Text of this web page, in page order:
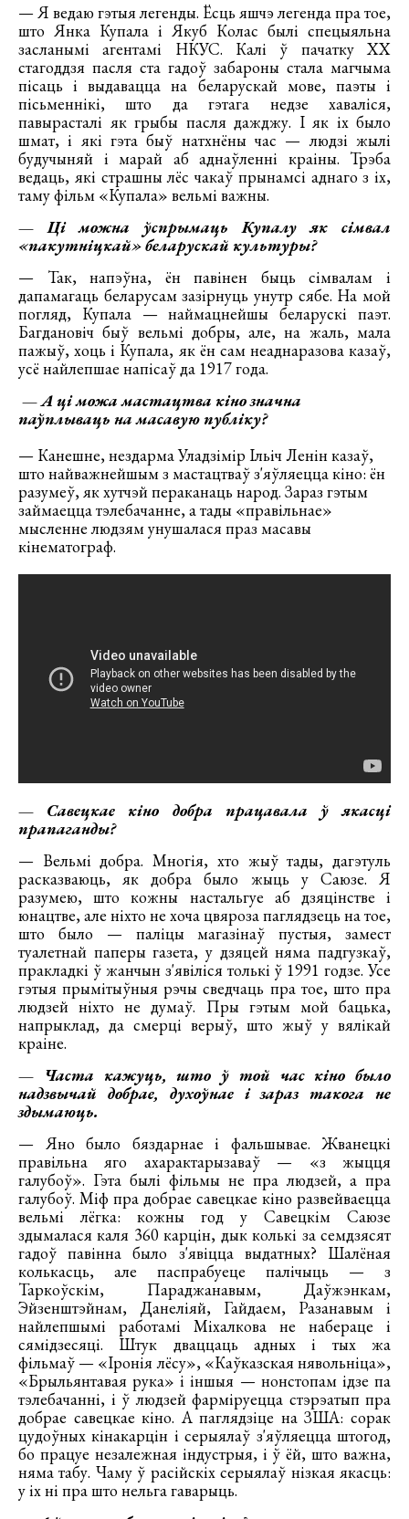
— Я ведаю гэтыя легенды. Ёсць яшчэ легенда пра тое,
што Янка Купала і Якуб Колас былі спецыяльна
засланымі агентамі НКУС. Калі ў пачатку ХХ
стагоддзя пасля ста гадоў забароны стала магчыма
пісаць і выдавацца на беларускай мове, паэты і
пісьменнікі, што да гэтага недзе хаваліся,
павырасталі як грыбы пасля дажджу. І як іх было
шмат, і які гэта быў натхнёны час — людзі жылі
будучыняй і марай аб аднаўленні краіны. Трэба
ведаць, які страшны лёс чакаў прынамсі аднаго з іх,
таму фільм «Купала» вельмі важны.
— Ці можна ўспрымаць Купалу як сімвал
«пакутніцкай» беларускай культуры?
— Так, напэўна, ён павінен быць сімвалам і
дапамагаць беларусам зазірнуць унутр сябе. На мой
погляд, Купала — наймацнейшы беларускі паэт.
Багдановіч быў вельмі добры, але, на жаль, мала
пажыў, хоць і Купала, як ён сам неаднаразова казаў,
усё найлепшае напісаў да 1917 года.
— А ці можа мастацтва кіно значна
паўплываць на масавую публіку?
— Канешне, нездарма Уладзімір Ільіч Ленін казаў,
што найважнейшым з мастацтваў з'яўляецца кіно: ён
разумеў, як хутчэй пераканаць народ. Зараз гэтым
займаецца тэлебачанне, а тады «правільнае»
мысленне людзям унушалася праз масавы
кінематограф.
— Савецкае кіно добра працавала ў якасці
прапаганды?
— Вельмі добра. Многія, хто жыў тады, дагэтуль
расказваюць, як добра было жыць у Саюзе. Я
разумею, што кожны настальгуе аб дзяцінстве і
юнацтве, але ніхто не хоча цвяроза паглядзець на тое,
што было — паліцы магазінаў пустыя, замест
туалетнай паперы газета, у дзяцей няма падгузкаў,
пракладкі ў жанчын з'явіліся толькі ў 1991 годзе. Усе
гэтыя прымітыўныя рэчы сведчаць пра тое, што пра
людзей ніхто не думаў. Пры гэтым мой бацька,
напрыклад, да смерці верыў, што жыў у вялікай
краіне.
— Часта кажуць, што ў той час кіно было
надзвычай добрае, духоўнае і зараз такога не
здымаюць.
— Яно было бяздарнае і фальшывае. Жванецкі
правільна яго ахарактарызаваў — «з жыцця
галубоў». Гэта былі фільмы не пра людзей, а пра
галубоў. Міф пра добрае савецкае кіно развейваецца
вельмі лёгка: кожны год у Савецкім Саюзе
здымалася каля 360 карцін, дык колькі за семдзясят
гадоў павінна было з'явіцца выдатных? Шалёная
колькасць, але паспрабуеце палічыць — з
Таркоўскім, Параджанавым, Даўжэнкам,
Эйзенштэйнам, Данеліяй, Гайдаем, Разанавым і
найлепшымі работамі Міхалкова не набераце і
сямідзесяці. Штук дваццаць адных і тых жа
фільмаў — «Іронія лёсу», «Каўказская нявольніца»,
«Брыльянтавая рука» і іншыя — нонстопам ідзе па
тэлебачанні, і ў людзей фарміруецца стэрэатып пра
добрае савецкае кіно. А паглядзіце на ЗША: сорак
цудоўных кінакарцін і серыялаў з'яўляецца штогод,
бо працуе незалежная індустрыя, і ў ёй, што важна,
няма табу. Чаму ў расійскіх серыялаў нізкая якасць:
у іх ні пра што нельга гаварыць.